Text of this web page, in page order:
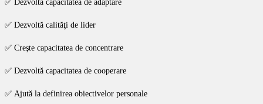
✅ Dezvoltă capacitatea de adaptare
✅ Dezvoltă calităţi de lider
✅ Creşte capacitatea de concentrare
✅ Dezvoltă capacitatea de cooperare
✅ Ajută la definirea obiectivelor personale